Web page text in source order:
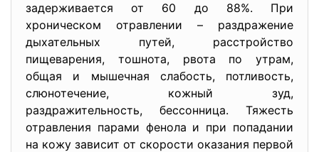
задерживается от 60 до 88%. При
хроническом отравлении – раздражение
дыхательных путей, расстройство
пищеварения, тошнота, рвота по утрам,
общая и мышечная слабость, потливость,
слюнотечение, кожный зуд,
раздражительность, бессонница. Тяжесть
отравления парами фенола и при попадании
на кожу зависит от скорости оказания первой